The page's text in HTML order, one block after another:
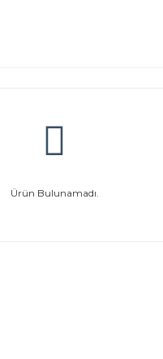
Ürün Bulunamadı.